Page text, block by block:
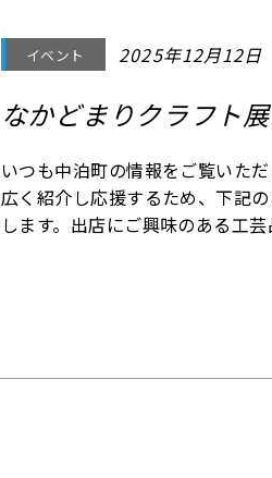
イベント 2025年12月12日
なかどまりクラフト
いつも中泊町の情報をご覧いた
広く紹介し応援するため、下記
します。出店にご興味のある工